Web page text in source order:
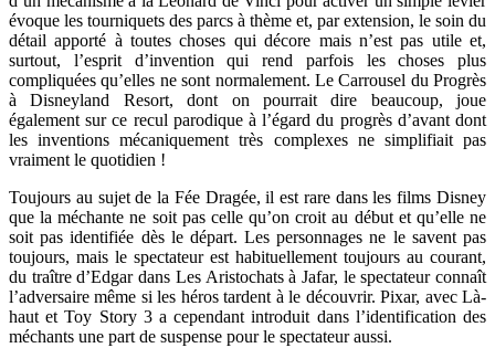
évoque les tourniquets des parcs à thème et, par extension, le soin du
détail apporté à toutes choses qui décore mais n’est pas utile et,
surtout, l’esprit d’invention qui rend parfois les choses plus
compliquées qu’elles ne sont normalement. Le Carrousel du Progrès
à Disneyland Resort, dont on pourrait dire beaucoup, joue
également sur ce recul parodique à l’égard du progrès d’avant dont
les inventions mécaniquement très complexes ne simplifiait pas
vraiment le quotidien !
Toujours au sujet de la Fée Dragée, il est rare dans les films Disney
que la méchante ne soit pas celle qu’on croit au début et qu’elle ne
soit pas identifiée dès le départ. Les personnages ne le savent pas
toujours, mais le spectateur est habituellement toujours au courant,
du traître d’Edgar dans Les Aristochats à Jafar, le spectateur connaît
l’adversaire même si les héros tardent à le découvrir. Pixar, avec Là-
haut et Toy Story 3 a cependant introduit dans l’identification des
méchants une part de suspense pour le spectateur aussi.